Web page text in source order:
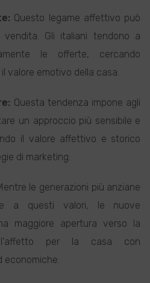
Questo legame affettivo può
Gli italiani tendono a
le offerte, cercando
valore emotivo della casa.
Questa tendenza impone agli
un approccio più sensibile e
il valore affettivo e storico
di marketing.
le generazioni più anziane
a questi valori, le nuove
maggiore apertura verso la
l'affetto per la casa con
economiche.